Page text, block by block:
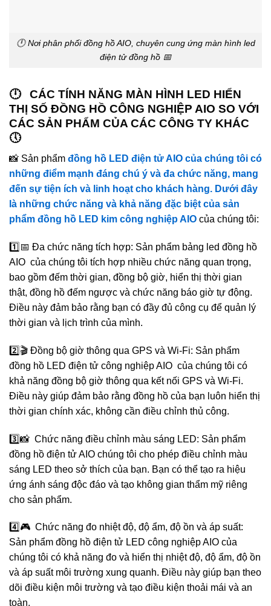
🕛 Nơi phân phối đồng hồ AIO, chuyên cung ứng màn hình led
điện tử đồng hồ 📅
🕛 CÁC TÍNH NĂNG MÀN HÌNH LED HIỂN
THỊ SỐ ĐỒNG HỒ CÔNG NGHIỆP AIO SO VỚI
CÁC SẢN PHẨM CỦA CÁC CÔNG TY KHÁC
🕔
📸 Sản phẩm đồng hồ LED điện tử AIO của chúng tôi có
những điểm mạnh đáng chú ý và đa chức năng, mang
đến sự tiện ích và linh hoạt cho khách hàng. Dưới đây
là những chức năng và khả năng đặc biệt của sản
phẩm đồng hồ LED kim công nghiệp AIO của chúng tôi:
1️⃣📅 Đa chức năng tích hợp: Sản phẩm bảng led đồng hồ
AIO của chúng tôi tích hợp nhiều chức năng quan trọng,
bao gồm đếm thời gian, đồng bộ giờ, hiển thị thời gian
thật, đồng hồ đếm ngược và chức năng báo giờ tự động.
Điều này đảm bảo rằng bạn có đầy đủ công cụ để quản lý
thời gian và lịch trình của mình.
2️⃣🎬 Đồng bộ giờ thông qua GPS và Wi-Fi: Sản phẩm
đồng hồ LED điện tử công nghiệp AIO của chúng tôi có
khả năng đồng bộ giờ thông qua kết nối GPS và Wi-Fi.
Điều này giúp đảm bảo rằng đồng hồ của bạn luôn hiển thị
thời gian chính xác, không cần điều chỉnh thủ công.
3️⃣📸 Chức năng điều chỉnh màu sáng LED: Sản phẩm
đồng hồ điện tử AIO chúng tôi cho phép điều chỉnh màu
sáng LED theo sở thích của bạn. Bạn có thể tạo ra hiệu
ứng ánh sáng độc đáo và tạo không gian thẩm mỹ riêng
cho sản phẩm.
4️⃣🎮 Chức năng đo nhiệt độ, độ ẩm, độ ồn và áp suất:
Sản phẩm đồng hồ điện tử LED công nghiệp AIO của
chúng tôi có khả năng đo và hiển thị nhiệt độ, độ ẩm, độ ồn
và áp suất môi trường xung quanh. Điều này giúp bạn theo
dõi điều kiện môi trường và tạo điều kiện thoải mái và an
toàn.